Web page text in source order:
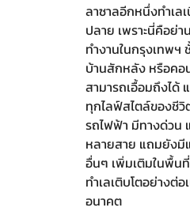
ลาซาลอีกหนึ่งทำเล
ปลาย เพราะนี่คือย่
ทำงานในกรุงเทพฯ
บ้านสักหลัง หรือคอ
สามารถเอื้อมถึงได้
ทุกไลฟ์สไตล์ของชีวิ
รถไฟฟ้า มีทางด่วน
หลายสาย แถมยัง
อื่นๆ เพิ่มเติมในพื้น
ทำเลเติบโตอย่างต่
อนาคต